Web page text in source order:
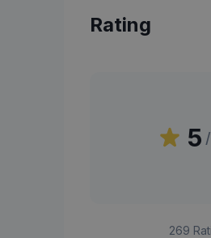
Rating
5
269